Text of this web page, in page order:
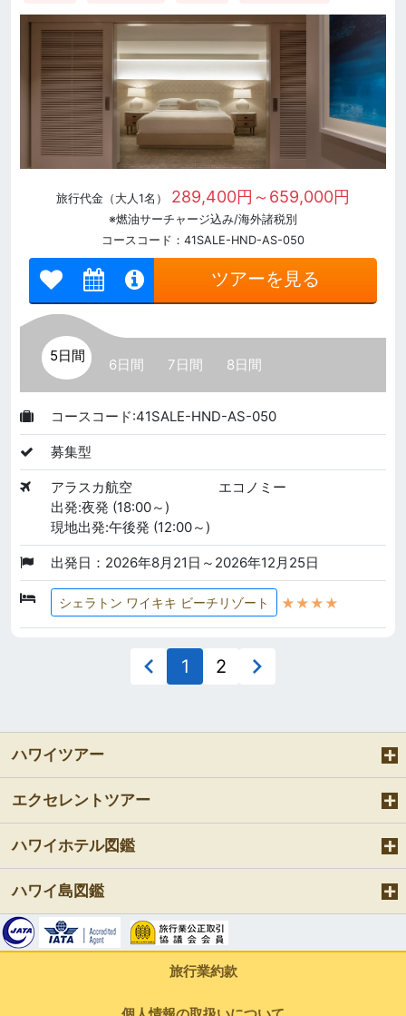
旅行代金（大人1名） 289,400円～659,000円
※燃油サーチャージ込み/海外諸税別
コースコード：41SALE-HND-AS-050
ツアーを見る
5日間
6日間 7日間 8日間
コースコード:41SALE-HND-AS-050
募集型
アラスカ航空
エコノミー
出発:夜発 (18:00～)
現地出発:午後発 (12:00～)
出発日：2026年8月21日～2026年12月25日
シェラトン ワイキキ ビーチリゾート ★★★★
1 2
ハワイツアー
エクセレントツアー
ハワイホテル図鑑
ハワイ島図鑑
旅行業約款